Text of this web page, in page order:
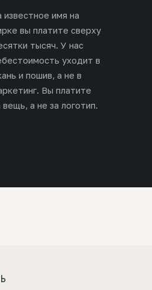
известное имя на
вы платите сверху
тысяч. У нас
уходит в
и пошив, а не в
Вы платите
вещь, а не за логотип.